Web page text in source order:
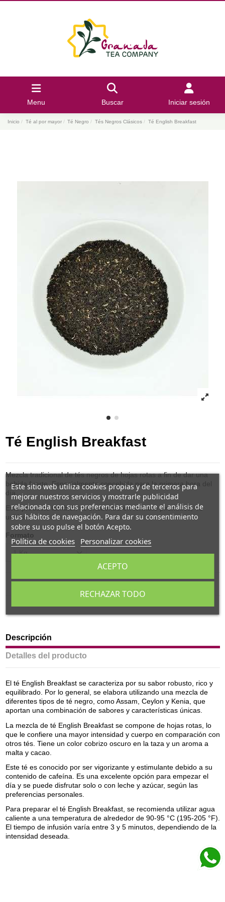
Menu Buscar Iniciar sesión
Inicio Té al por mayor Té Negro Tés Negros Clásicos Té English Breakfast
Té English Breakfast
Mezcla tradicional de tés negros de hojas rotas a fin de dar una
bebida fuerte. Especialmente concebida para la primera hora del
día.
Este producto también se encuentra en formato pirámides, 45
unidades.
Formato
Descripción
Detalles del producto
El té English Breakfast se caracteriza por su sabor robusto, rico y
equilibrado. Por lo general, se elabora utilizando una mezcla de
diferentes tipos de té negro, como Assam, Ceylon y Kenia, que
aportan una combinación de sabores y características únicas.
La mezcla de té English Breakfast se compone de hojas rotas, lo
que le confiere una mayor intensidad y cuerpo en comparación con
otros tés. Tiene un color cobrizo oscuro en la taza y un aroma a
malta y cacao.
Este té es conocido por ser vigorizante y estimulante debido a su
contenido de cafeína. Es una excelente opción para empezar el
día y se puede disfrutar solo o con leche y azúcar, según las
preferencias personales.
Para preparar el té English Breakfast, se recomienda utilizar agua
caliente a una temperatura de alrededor de 90-95 °C (195-205 °F).
El tiempo de infusión varía entre 3 y 5 minutos, dependiendo de la
intensidad deseada.
Este sitio web utiliza cookies propias y de terceros para
mejorar nuestros servicios y mostrarle publicidad
relacionada con sus preferencias mediante el análisis de
sus hábitos de navegación. Para dar su consentimiento
sobre su uso pulse el botón Acepto.
Política de cookies Personalizar cookies
RECHAZAR TODO
ACEPTO